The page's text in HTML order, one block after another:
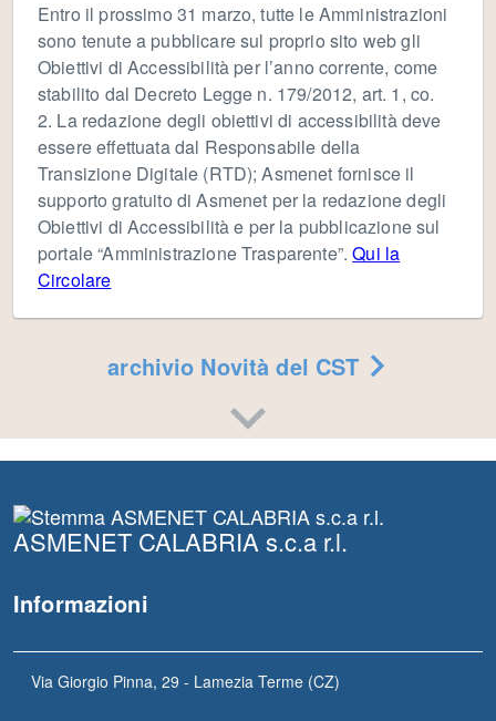
Entro il prossimo 31 marzo, tutte le Amministrazioni
sono tenute a pubblicare sul proprio sito web gli
Obiettivi di Accessibilità per l’anno corrente, come
stabilito dal Decreto Legge n. 179/2012, art. 1, co.
2. La redazione degli obiettivi di accessibilità deve
essere effettuata dal Responsabile della
Transizione Digitale (RTD); Asmenet fornisce il
supporto gratuito di Asmenet per la redazione degli
Obiettivi di Accessibilità e per la pubblicazione sul
portale “Amministrazione Trasparente”.Qui la
Circolare
archivio Novità del CST
ASMENET CALABRIA s.c.a r.l.
Informazioni
Via Giorgio Pinna, 29 - Lamezia Terme (CZ)